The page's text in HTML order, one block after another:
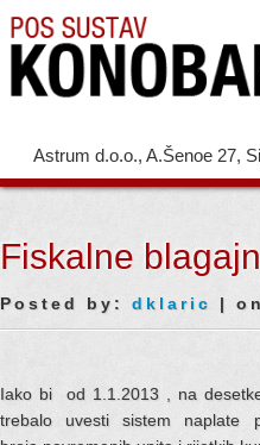
Astrum d.o.o., A.Šenoe 27,
Fiskalne
Posted by: dklaric |
Iako bi od 1.1.2013 , na
trebalo uvesti sistem